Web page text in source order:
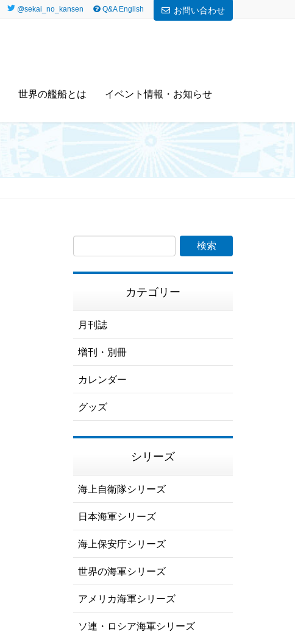
@sekai_no_kansen Q&A English お問い合わせ
世界の艦船とは イベント情報・お知らせ
カテゴリー
月刊誌
増刊・別冊
カレンダー
グッズ
シリーズ
海上自衛隊シリーズ
日本海軍シリーズ
海上保安庁シリーズ
世界の海軍シリーズ
アメリカ海軍シリーズ
ソ連・ロシア海軍シリーズ